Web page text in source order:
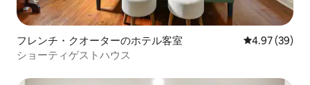
フレンチ・クオーターのホテル客室 レビュー39
4.97 (39)
ショーティゲストハウス